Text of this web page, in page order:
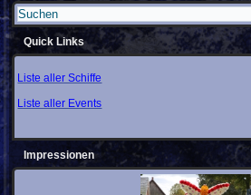
Quick Links
Liste aller Schiffe
Liste aller Events
Impressionen